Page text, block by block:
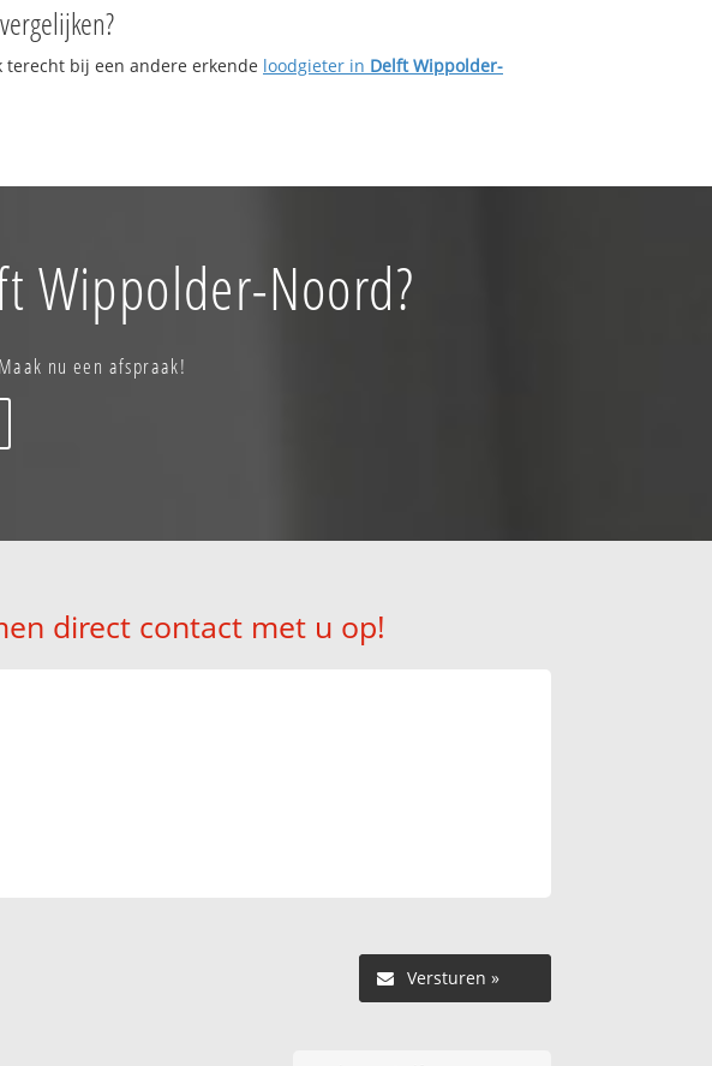
terecht bij een andere erkende loodgieter in Delft Wippolder-
Wippolder-Noord?
nu een afspraak!
direct contact met u op!
Versturen »